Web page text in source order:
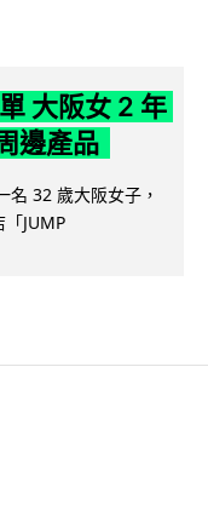
大阪女 2 年
邊產品
名 32 歲大阪女子，
JUMP